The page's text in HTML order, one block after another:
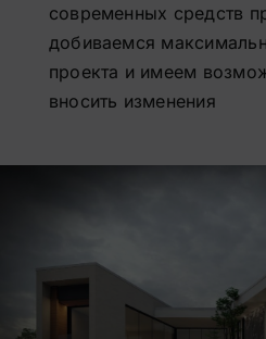
современных средств
добиваемся
проекта и имеем
вносить изменения